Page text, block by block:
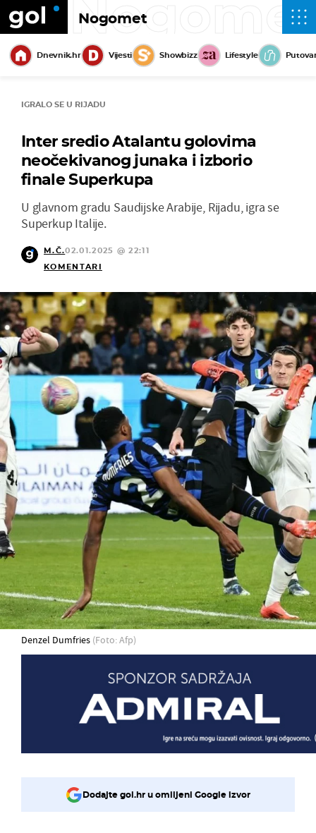
Nogomet
Dnevnik.hr Vijesti Showbizz Lifestyle
IGRALO SE U RIJADU
Inter sredio Atalantu golovima
neočekivanog junaka i izborio
finale Superkupa
U glavnom gradu Saudijske Arabije, Rijadu, igra se
Superkup Italije.
M.Č.02.01.2025 @ 22:11
KOMENTARI
Denzel Dumfries (Foto: Afp)
Dodajte gol.hr u omiljeni Google izvor